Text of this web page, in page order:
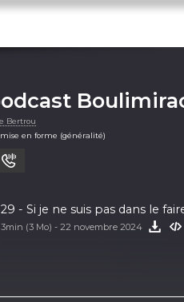
Bertrou
en forme (généralité)
29 - Si je ne suis pas dans le
3min (3 Mo) - 22 novembre 2024